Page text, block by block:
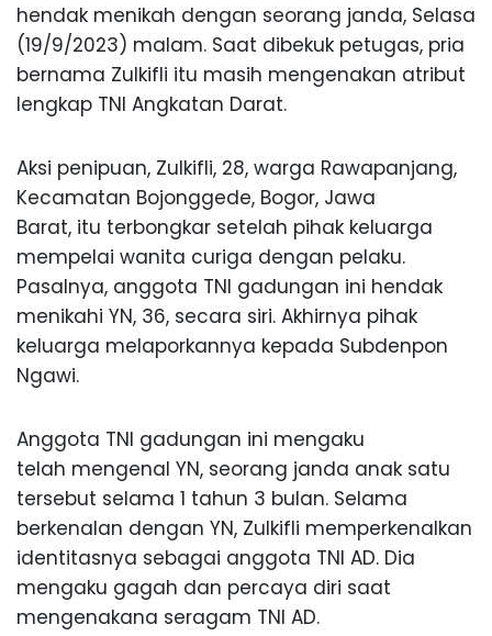
hendak menikah dengan seorang janda, Selasa
(19/9/2023) malam. Saat dibekuk petugas, pria
bernama Zulkifli itu masih mengenakan atribut
lengkap TNI Angkatan Darat.
Aksi penipuan, Zulkifli, 28, warga Rawapanjang,
Kecamatan Bojonggede, Bogor, Jawa
Barat, itu terbongkar setelah pihak keluarga
mempelai wanita curiga dengan pelaku.
Pasalnya, anggota TNI gadungan ini hendak
menikahi YN, 36, secara siri. Akhirnya pihak
keluarga melaporkannya kepada Subdenpon
Ngawi.
Anggota TNI gadungan ini mengaku
telah mengenal YN, seorang janda anak satu
tersebut selama 1 tahun 3 bulan. Selama
berkenalan dengan YN, Zulkifli memperkenalkan
identitasnya sebagai anggota TNI AD. Dia
mengaku gagah dan percaya diri saat
mengenakana seragam TNI AD.